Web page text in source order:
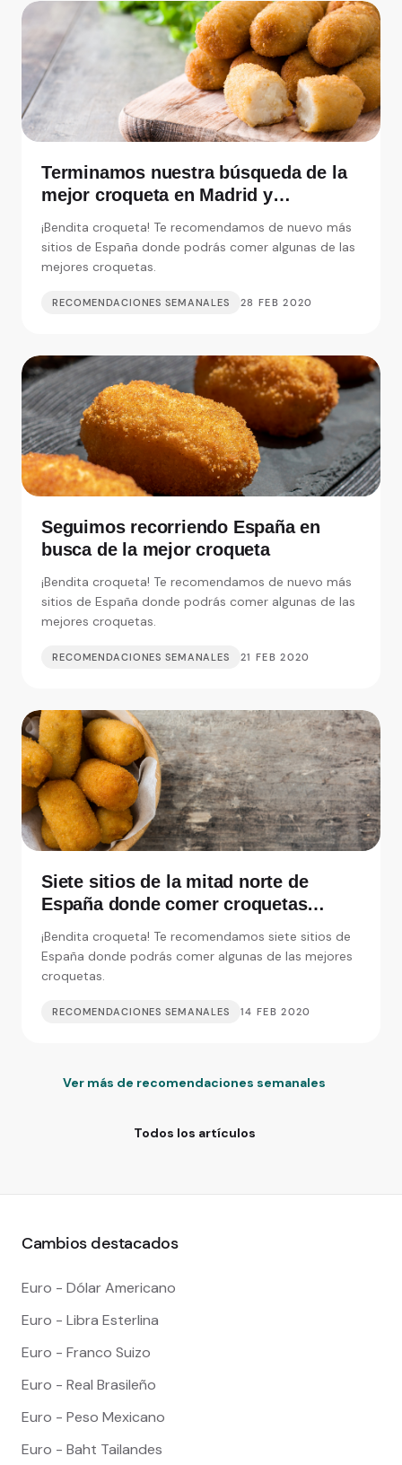
Terminamos nuestra búsqueda de la
mejor croqueta en Madrid y
¡Bendita croqueta! Te recomendamos de nuevo más
sitios de España donde podrás comer algunas de las
mejores croquetas.
RECOMENDACIONES SEMANALES 28 FEB 2020
Seguimos recorriendo España en
busca de la mejor croqueta
¡Bendita croqueta! Te recomendamos de nuevo más
sitios de España donde podrás comer algunas de las
mejores croquetas.
RECOMENDACIONES SEMANALES 21 FEB 2020
Siete sitios de la mitad norte de
España donde comer croquetas
¡Bendita croqueta! Te recomendamos siete sitios de
España donde podrás comer algunas de las mejores
croquetas.
RECOMENDACIONES SEMANALES 14 FEB 2020
Ver más de recomendaciones semanales
Todos los artículos
Cambios destacados
Euro - Dólar Americano
Euro - Libra Esterlina
Euro - Franco Suizo
Euro - Real Brasileño
Euro - Peso Mexicano
Euro - Baht Tailandes